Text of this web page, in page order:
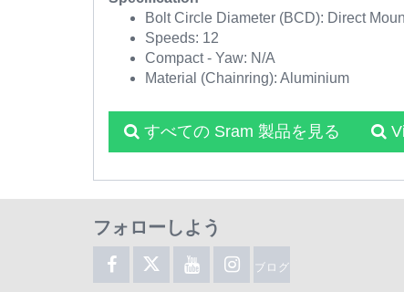
Bolt Circle Diameter (BCD): Direct
Speeds: 12
Compact - Yaw: N/A
Material (Chainring): Aluminium
すべての Sram 製品を見る
フォローしよう
ブログ